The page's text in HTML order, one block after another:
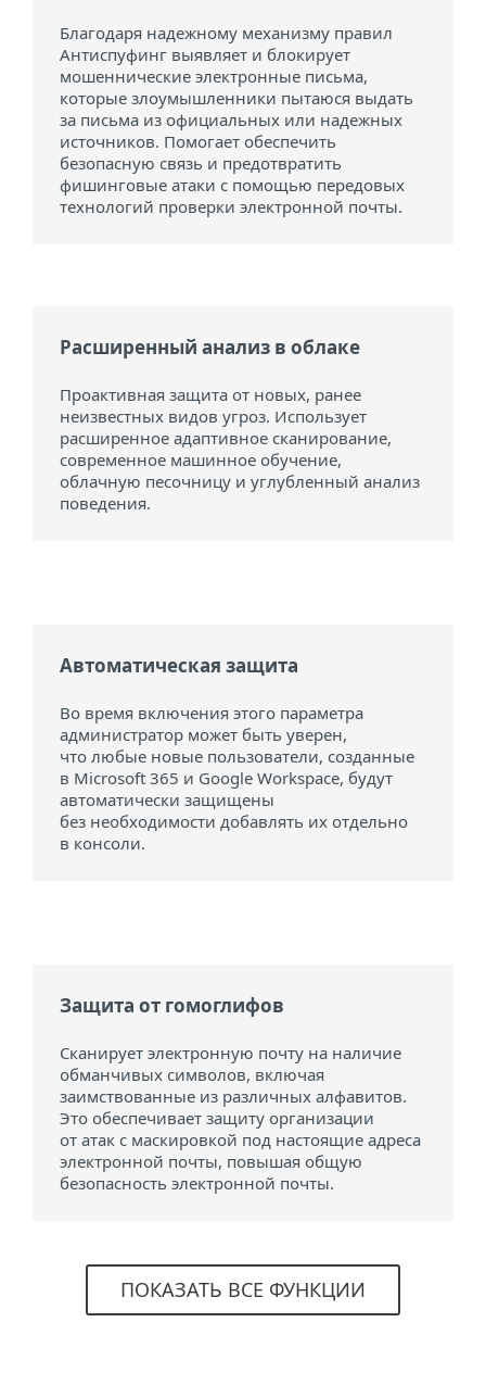
Благодаря надежному механизму правил
Антиспуфинг выявляет и блокирует
мошеннические электронные письма,
которые злоумышленники пытаюся выдать
за письма из официальных или надежных
источников. Помогает обеспечить
безопасную связь и предотвратить
фишинговые атаки с помощью передовых
технологий проверки электронной почты.
Расширенный анализ в облаке
Проактивная защита от новых, ранее
неизвестных видов угроз. Использует
расширенное адаптивное сканирование,
современное машинное обучение,
облачную песочницу и углубленный анализ
поведения.
Автоматическая защита
Во время включения этого параметра
администратор может быть уверен,
что любые новые пользователи, созданные
в Microsoft 365 и Google Workspace, будут
автоматически защищены
без необходимости добавлять их отдельно
в консоли.
Защита от гомоглифов
Сканирует электронную почту на наличие
обманчивых символов, включая
заимствованные из различных алфавитов.
Это обеспечивает защиту организации
от атак с маскировкой под настоящие адреса
электронной почты, повышая общую
безопасность электронной почты.
ПОКАЗАТЬ ВСЕ ФУНКЦИИ